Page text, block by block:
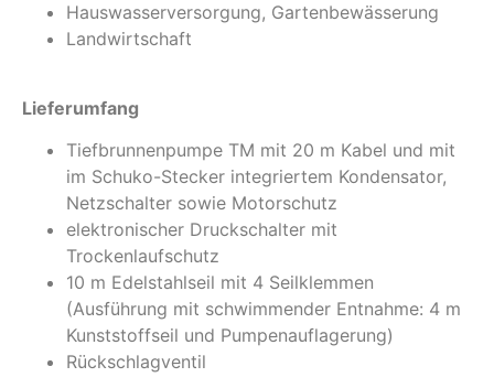
Hauswasserversorgung, Gartenbewässerung
Landwirtschaft
Lieferumfang
Tiefbrunnenpumpe TM mit 20 m Kabel und mit
im Schuko-Stecker integriertem Kondensator,
Netzschalter sowie Motorschutz
elektronischer Druckschalter mit
Trockenlaufschutz
10 m Edelstahlseil mit 4 Seilklemmen
(Ausführung mit schwimmender Entnahme: 4 m
Kunststoffseil und Pumpenauflagerung)
Rückschlagventil